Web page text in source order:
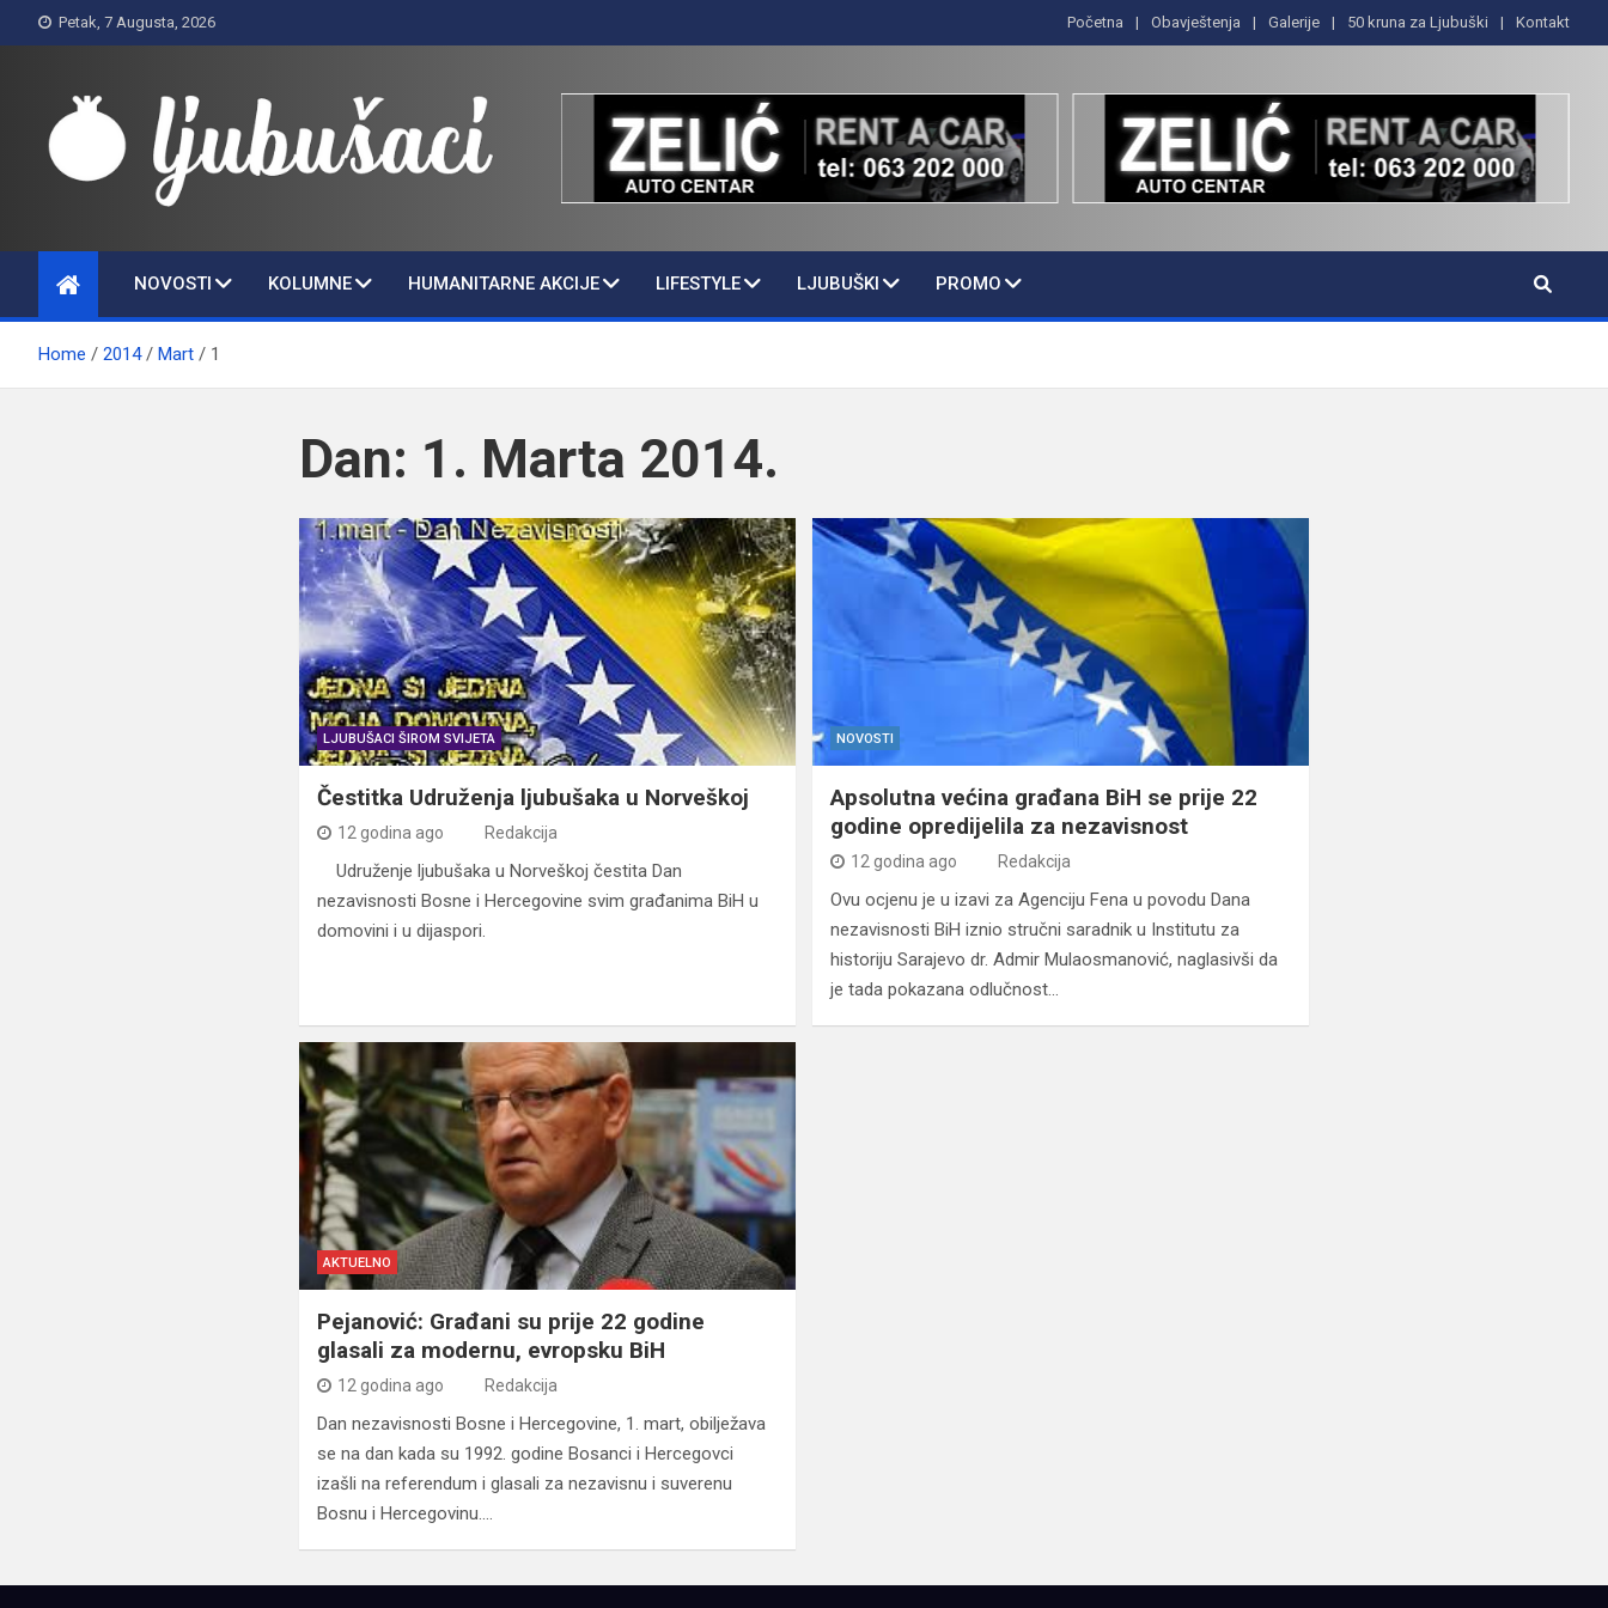
to
Petak, 7 Augusta, 2026 Početna Obavještenja Galerije 50 kruna za Ljubuški Kontakt
Ljubušaci
NOVOSTI KOLUMNE HUMANITARNE AKCIJE LIFESTYLE LJUBUŠKI PROMO
Home 2014 Mart 1
Dan: 1. Marta 2014.
LJUBUŠACI ŠIROM SVIJETA
Čestitka Udruženja ljubušaka u Norveškoj
12 godina ago Redakcija
Udruženje ljubušaka u Norveškoj čestita Dan
nezavisnosti Bosne i Hercegovine svim građanima BiH u
domovini i u dijaspori.
NOVOSTI
Apsolutna većina građana BiH se prije 22
godine opredijelila za nezavisnost
12 godina ago Redakcija
Ovu ocjenu je u izavi za Agenciju Fena u povodu Dana
nezavisnosti BiH iznio stručni saradnik u Institutu za
historiju Sarajevo dr. Admir Mulaosmanović, naglasivši da
je tada pokazana odlučnost…
AKTUELNO
Pejanović: Građani su prije 22 godine
glasali za modernu, evropsku BiH
12 godina ago Redakcija
Dan nezavisnosti Bosne i Hercegovine, 1. mart, obilježava
se na dan kada su 1992. godine Bosanci i Hercegovci
izašli na referendum i glasali za nezavisnu i suverenu
Bosnu i Hercegovinu.…